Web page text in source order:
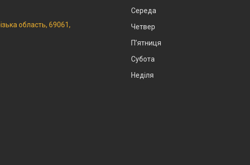
область, 69061,
Середа
Четвер
Пʼятниця
Субота
Неділя